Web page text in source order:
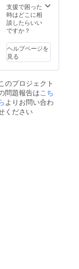
庫にて
保存、
賞味期
限:解凍
中) 原材
料及び
添加物
等の食
はお届
け商品
のラベ
ルに表
記され
者には
DONAD
ONAの
オリジ
シャツ
をプレ
ゼン
ト！ ＊
サイズ
はLまた
はXLの
みでご
ざいま
支援で困った
時はどこに相
談したらいい
ですか？
ヘルプページを
見る
のプロジェクト
問題報告はこち
よりお問い合わ
ください